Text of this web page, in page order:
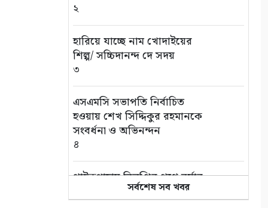
২
হারিয়ে যাচ্ছে নাম খোদাইয়ের
শিল্প/ সচ্চিদানন্দ দে সদয়
৩
এসএমসি সভাপতি নির্বাচিত
হওয়ায় শেখ সিদ্দিকুর রহমানকে
সংবর্ধনা ও অভিনন্দন
৪
পাইকগাছায় বিলুপ্তির পথে বর্ষার
সর্বশেষ সব খবর